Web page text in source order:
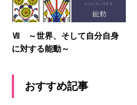
Ⅶ ～世界、そして自分自身
に対する能動～
おすすめ記事